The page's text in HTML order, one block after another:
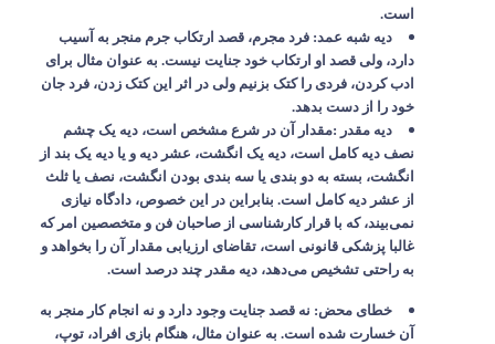
است.
دیه شبه عمد: فرد مجرم، قصد ارتکاب جرم منجر به آسیب
دارد، ولی قصد او ارتکاب خود جنایت نیست. به عنوان مثال برای
ادب کردن، فردی را کتک بزنیم ولی در اثر این کتک زدن، فرد جان
خود را از دست بدهد.
دیه مقدر :مقدار آن در شرع مشخص است، دیه یک چشم
نصف دیه کامل است، دیه یک انگشت، عشر دیه و یا دیه یک بند از
انگشت، بسته به دو بندی یا سه بندی بودن انگشت، نصف یا ثلث
از عشر دیه کامل است. بنابراین در این خصوص، دادگاه نیازی
نمی‌بیند، که با قرار کارشناسی از صاحبان فن و متخصصین امر که
غالبا پزشکی قانونی است، تقاضای ارزیابی مقدار آن را بخواهد و
به راحتی تشخیص می‌دهد، دیه مقدر چند درصد است.
خطای محض: نه قصد جنایت وجود دارد و نه انجام کار منجر به
آن خسارت شده است. به عنوان مثال، هنگام بازی افراد، توپ،